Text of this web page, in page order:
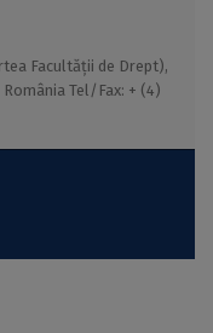
Facultății de Drept),
Tel/Fax: + (4)